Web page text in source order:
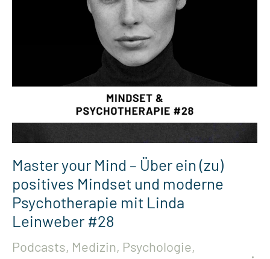
Master your Mind – Über ein (zu)
positives Mindset und moderne
Psychotherapie mit Linda
Leinweber #28
Podcasts, Medizin, Psychologie,